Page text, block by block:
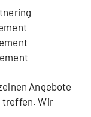
Angebote
treffen. Wir